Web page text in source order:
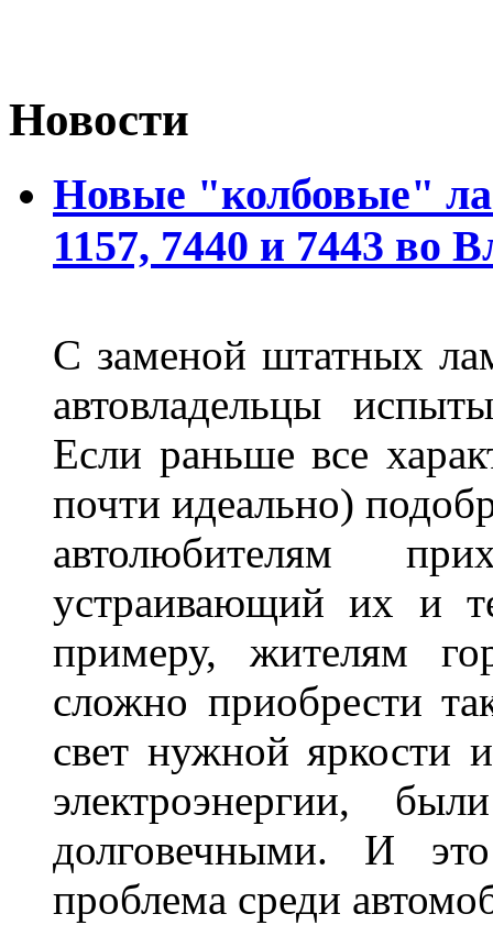
Новости
Новые "колбовые"
1157, 7440 и 7443 во
С заменой штатных
автовладельцы
Если раньше все
почти идеально)
автолюбителям
устраивающий их и
примеру, жителям
сложно приобрести
свет нужной яркости
электроэнергии,
долговечными. И
проблема среди